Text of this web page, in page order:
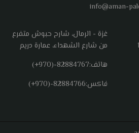
غزة - الرمال، شارح حبوش متفرع
من شارع الشهداء، عمارة دريم
هاتف:(+970)-82884767
فاكس:(+970)-82884766